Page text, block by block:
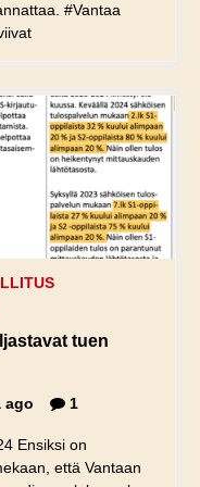
#Vantaa
tuen
1
Ensiksi on
että Vantaan